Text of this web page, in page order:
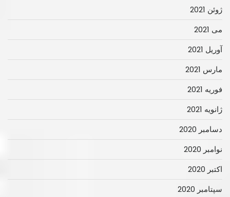
ژوئن 2021
می 2021
آوریل 2021
مارس 2021
فوریه 2021
ژانویه 2021
دسامبر 2020
نوامبر 2020
اکتبر 2020
سپتامبر 2020